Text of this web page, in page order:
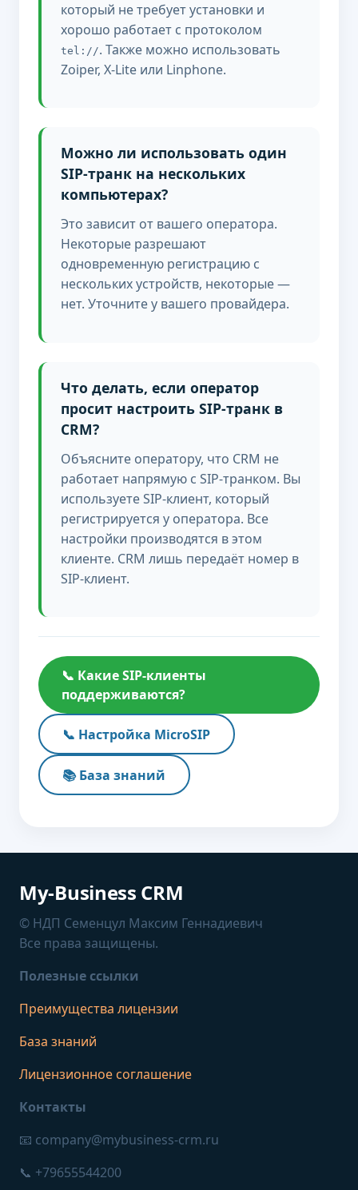
который не требует установки и
хорошо работает с протоколом
tel://. Также можно использовать
Zoiper, X-Lite или Linphone.
Можно ли использовать один
SIP-транк на нескольких
компьютерах?
Это зависит от вашего оператора.
Некоторые разрешают
одновременную регистрацию с
нескольких устройств, некоторые —
нет. Уточните у вашего провайдера.
Что делать, если оператор
просит настроить SIP-транк в
CRM?
Объясните оператору, что CRM не
работает напрямую с SIP-транком. Вы
используете SIP-клиент, который
регистрируется у оператора. Все
настройки производятся в этом
клиенте. CRM лишь передаёт номер в
SIP-клиент.
📞 Какие SIP-клиенты
поддерживаются?
📞 Настройка MicroSIP
📚 База знаний
My-Business CRM
© НДП Семенцул Максим Геннадиевич
Все права защищены.
Полезные ссылки
Преимущества лицензии
База знаний
Лицензионное соглашение
Контакты
📧 company@mybusiness-crm.ru
📞 +79655544200